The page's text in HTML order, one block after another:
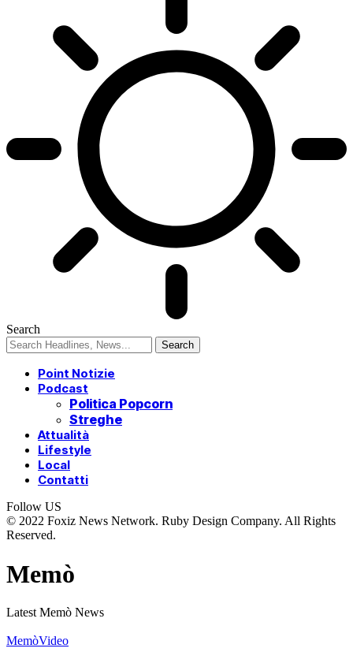
Search
Point Notizie
Podcast
Politica Popcorn
Streghe
Attualità
Lifestyle
Local
Contatti
Follow US
© 2022 Foxiz News Network. Ruby Design Company. All Rights
Reserved.
Memò
Latest Memò News
MemòVideo